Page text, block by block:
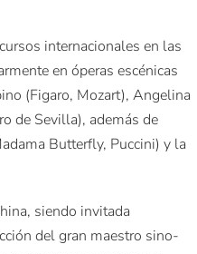
internacionales en las
en óperas escénicas
(Figaro, Mozart), Angelina
de Sevilla), además de
Butterfly, Puccini) y la
siendo invitada
del gran maestro sino-